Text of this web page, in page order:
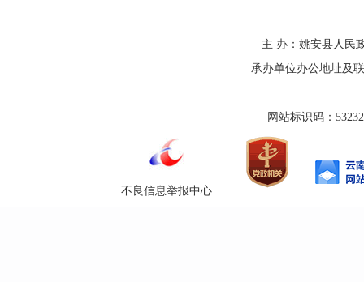
主 办：姚安县人民
承办单位办公地址及
网站标识码：
不良信息举报中心